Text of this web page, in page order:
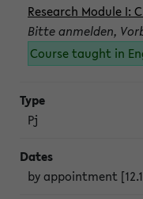
Research Module I:
Bitte anmelden,
Course taught in
Pj
by appointment